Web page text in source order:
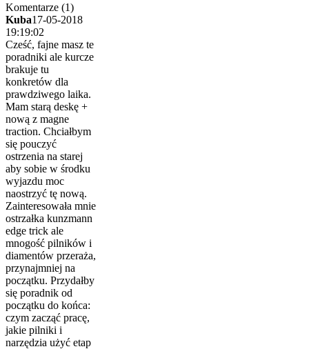
Komentarze (1)
Kuba17-05-2018
19:19:02
Cześć, fajne masz te
poradniki ale kurcze
brakuje tu
konkretów dla
prawdziwego laika.
Mam starą deskę +
nową z magne
traction. Chciałbym
się pouczyć
ostrzenia na starej
aby sobie w środku
wyjazdu moc
naostrzyć tę nową.
Zainteresowała mnie
ostrzałka kunzmann
edge trick ale
mnogość pilników i
diamentów przeraża,
przynajmniej na
początku. Przydałby
się poradnik od
początku do końca:
czym zacząć pracę,
jakie pilniki i
narzędzia użyć etap